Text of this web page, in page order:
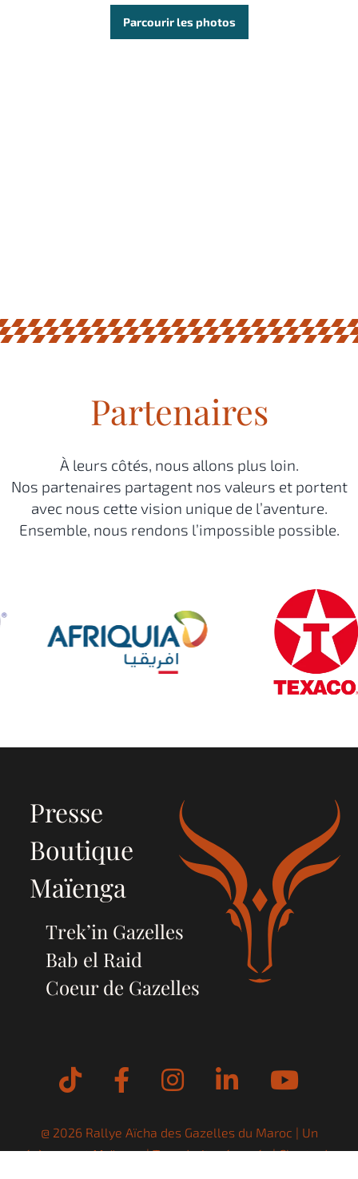
Parcourir les photos
Partenaires
À leurs côtés, nous allons plus loin.
Nos partenaires partagent nos valeurs et portent
avec nous cette vision unique de l’aventure.
Ensemble, nous rendons l’impossible possible.
Presse
Boutique
Maïenga
Trek’in Gazelles
Bab el Raid
Coeur de Gazelles
Tiktok FacebookInstagram
LinkedIn
@ 2026 Rallye Aïcha des Gazelles du Maroc | Un
évènementMaïenga| Tous droits réservés |Charte de